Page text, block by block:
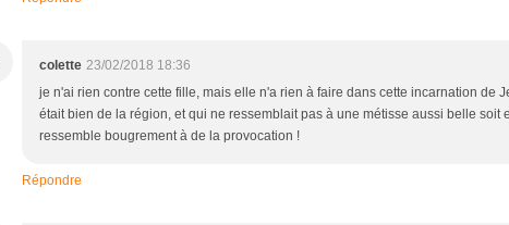
colette 23/02/2018 18:36
je n'ai rien contre cette fille, mais elle n'a rien à faire dans cette incarnation de
était bien de la région, et qui ne ressemblait pas à une métisse aussi belle soit
ressemble bougrement à de la provocation !
Répondre